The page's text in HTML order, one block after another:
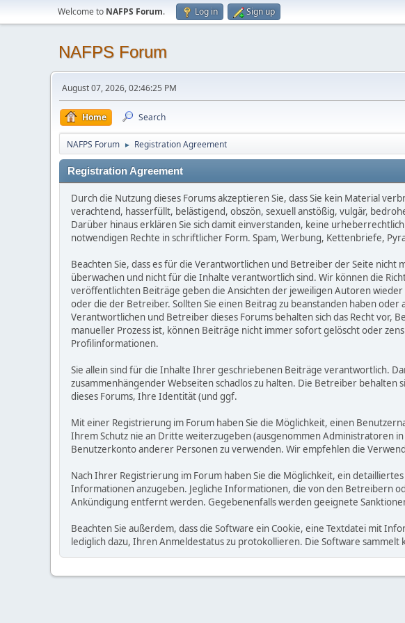
Welcome to NAFPS Forum. Log in Sign up
NAFPS Forum
August 07, 2026, 02:46:25 PM
Home Search
NAFPS Forum ► Registration Agreement
Registration Agreement
Durch die Nutzung dieses Forums akzeptieren Sie, dass Sie kein Material
verachtend, hasserfüllt, belästigend, obszön, sexuell anstößig, vulgär,
Darüber hinaus erklären Sie sich damit einverstanden, keine
notwendigen Rechte in schriftlicher Form. Spam, Werbung, Kettenbriefe,
Beachten Sie, dass es für die Verantwortlichen und Betreiber der Seite
überwachen und nicht für die Inhalte verantwortlich sind. Wir können die
veröffentlichten Beiträge geben die Ansichten der jeweiligen Autoren
oder die der Betreiber. Sollten Sie einen Beitrag zu beanstanden haben
Verantwortlichen und Betreiber dieses Forums behalten sich das Recht vor,
manueller Prozess ist, können Beiträge nicht immer sofort gelöscht oder
Profilinformationen.
Sie allein sind für die Inhalte Ihrer geschriebenen Beiträge verantwortlich.
zusammenhängender Webseiten schadlos zu halten. Die Betreiber
dieses Forums, Ihre Identität (und ggf.
Mit einer Registrierung im Forum haben Sie die Möglichkeit, einen
Ihrem Schutz nie an Dritte weiterzugeben (ausgenommen Administratoren
Benutzerkonto anderer Personen zu verwenden. Wir empfehlen die
Nach Ihrer Registrierung im Forum haben Sie die Möglichkeit, ein
Informationen anzugeben. Jegliche Informationen, die von den Betreibern
Ankündigung entfernt werden. Gegebenenfalls werden geeignete
Beachten Sie außerdem, dass die Software ein Cookie, eine Textdatei mit
lediglich dazu, Ihren Anmeldestatus zu protokollieren. Die Software